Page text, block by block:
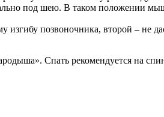
под шею. В таком положении
позвоночника, второй – не
Спать рекомендуется на